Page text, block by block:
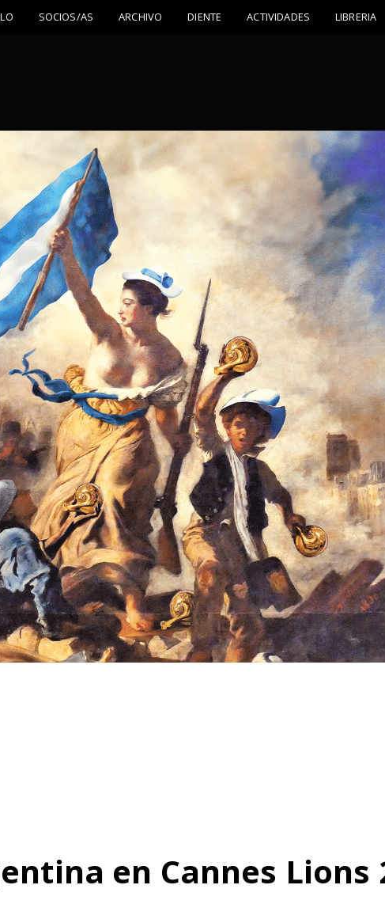
SOCIOS/AS ARCHIVO DIENTE ACTIVIDADES LIBRERIA
en Cannes Lions